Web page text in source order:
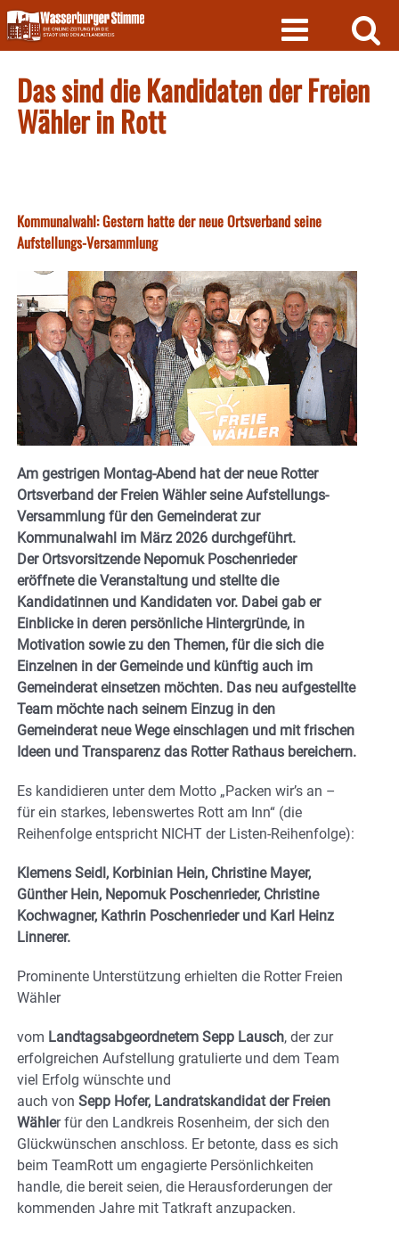
Skip
to
content
Das sind die Kandidaten der Freien
Wähler in Rott
Kommunalwahl: Gestern hatte der neue Ortsverband seine
Aufstellungs-Versammlung
Am gestrigen Montag-Abend hat der neue Rotter
Ortsverband der Freien Wähler seine Aufstellungs-
Versammlung für den Gemeinderat zur
Kommunalwahl im März 2026 durchgeführt.
Der Ortsvorsitzende Nepomuk Poschenrieder
eröffnete die Veranstaltung und stellte die
Kandidatinnen und Kandidaten vor. Dabei gab er
Einblicke in deren persönliche Hintergründe, in
Motivation sowie zu den Themen, für die sich die
Einzelnen in der Gemeinde und künftig auch im
Gemeinderat einsetzen möchten. Das neu aufgestellte
Team möchte nach seinem Einzug in den
Gemeinderat neue Wege einschlagen und mit frischen
Ideen und Transparenz das Rotter Rathaus bereichern.
Es kandidieren unter dem Motto „Packen wir’s an –
für ein starkes, lebenswertes Rott am Inn“ (die
Reihenfolge entspricht NICHT der Listen-Reihenfolge):
Klemens Seidl, Korbinian Hein, Christine Mayer,
Günther Hein, Nepomuk Poschenrieder, Christine
Kochwagner, Kathrin Poschenrieder und Karl Heinz
Linnerer.
Prominente Unterstützung erhielten die Rotter Freien
Wähler
vom Landtagsabgeordnetem Sepp Lausch, der zur
erfolgreichen Aufstellung gratulierte und dem Team
viel Erfolg wünschte und
auch von Sepp Hofer, Landratskandidat der Freien
Wähler für den Landkreis Rosenheim, der sich den
Glückwünschen anschloss. Er betonte, dass es sich
beim TeamRott um engagierte Persönlichkeiten
handle, die bereit seien, die Herausforderungen der
kommenden Jahre mit Tatkraft anzupacken.